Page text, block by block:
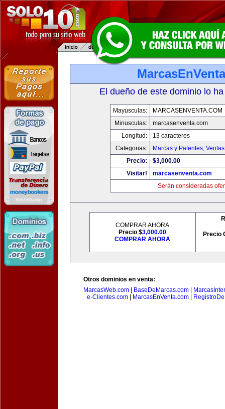
El dueño de este dominio lo
Mayusculas:
MARCASENVENTA.COM
Minusculas:
marcasenventa.com
Longitud:
13 caracteres
Categorias:
Marcas y Patentes,
Precio:
$3,000.00
Visitar!
marcasenventa.com
Serán consideradas
COMPRAR AHORA
Precio $3,000.00
COMPRAR AHORA
Precio
Otros dominios en venta:
MarcasWeb.com
BaseDeMarcas.com
e-Clientes.com| MarcasEnVenta.com|